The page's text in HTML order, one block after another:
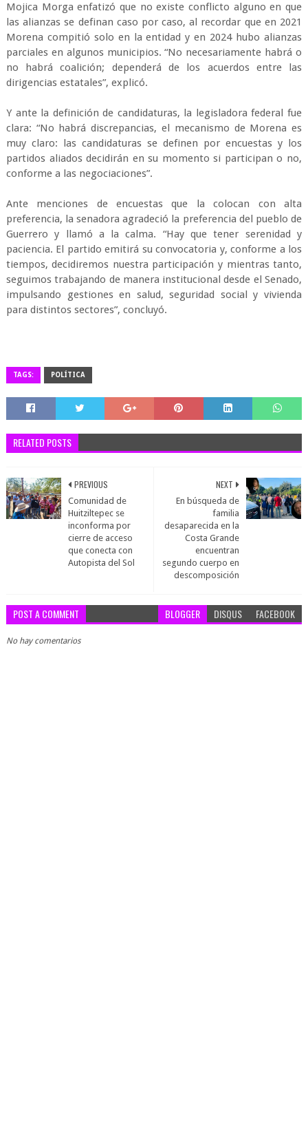
Mojica Morga enfatizó que no existe conflicto alguno en que
las alianzas se definan caso por caso, al recordar que en 2021
Morena compitió solo en la entidad y en 2024 hubo alianzas
parciales en algunos municipios. “No necesariamente habrá o
no habrá coalición; dependerá de los acuerdos entre las
dirigencias estatales”, explicó.
Y ante la definición de candidaturas, la legisladora federal fue
clara: “No habrá discrepancias, el mecanismo de Morena es
muy claro: las candidaturas se definen por encuestas y los
partidos aliados decidirán en su momento si participan o no,
conforme a las negociaciones”.
Ante menciones de encuestas que la colocan con alta
preferencia, la senadora agradeció la preferencia del pueblo de
Guerrero y llamó a la calma. “Hay que tener serenidad y
paciencia. El partido emitirá su convocatoria y, conforme a los
tiempos, decidiremos nuestra participación y mientras tanto,
seguimos trabajando de manera institucional desde el Senado,
impulsando gestiones en salud, seguridad social y vivienda
para distintos sectores”, concluyó.
TAGS: POLÍTICA
RELATED POSTS
NEXT
En búsqueda de
familia
desaparecida en la
Costa Grande
encuentran
segundo cuerpo en
descomposición
PREVIOUS
Comunidad de
Huitziltepec se
inconforma por
cierre de acceso
que conecta con
Autopista del Sol
POST A COMMENT BLOGGER DISQUS FACEBOOK
No hay comentarios